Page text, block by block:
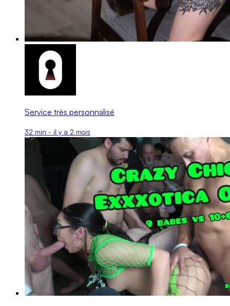
Service très personnalisé
32 min - il y a 2 mois